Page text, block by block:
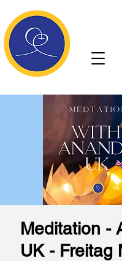
Meditation -
UK - Freitag